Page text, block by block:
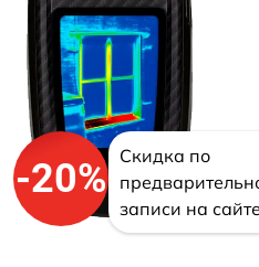
-20%
Скидка по
записи на сайте